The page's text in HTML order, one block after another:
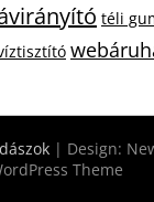
téli
| Design:
Theme